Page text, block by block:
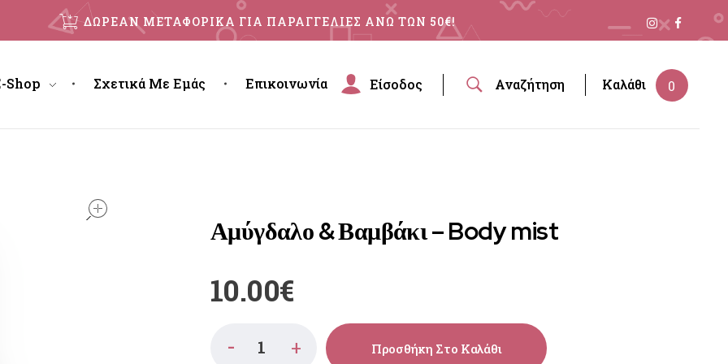
ΔΩΡΕΑΝ ΜΕΤΑΦΟΡΙΚΑ ΓΙΑ ΠΑΡΑΓΓΕΛΙΕΣ ΑΝΩ ΤΩΝ 50€!
Shop Σχετικά Με Εμάς Επικοινωνία Είσοδος Αναζήτηση 0
Καλάθι
Αμύγδαλο & Βαμβάκι – Body mist
10.00€
Προσθήκη Στο Καλάθι